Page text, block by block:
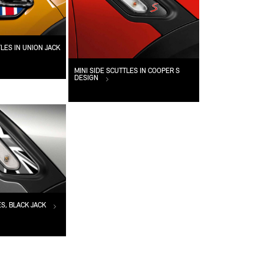
IN UNION JACK
MINI SIDE SCUTTLES IN COOPER S
DESIGN
BLACK JACK